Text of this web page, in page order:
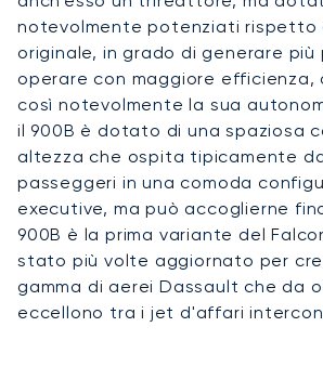
notevolmente potenziati rispetto
originale, in grado di generare più
operare con maggiore efficienza,
così notevolmente la sua
il 900B è dotato di una spaziosa
altezza che ospita tipicamente da
passeggeri in una comoda
executive, ma può accoglierne
900B è la prima variante del
stato più volte aggiornato per
gamma di aerei Dassault che da
eccellono tra i jet d'affari